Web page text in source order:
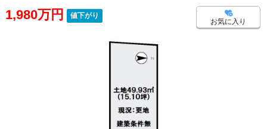
1,980万円 値下がり
お気に入り